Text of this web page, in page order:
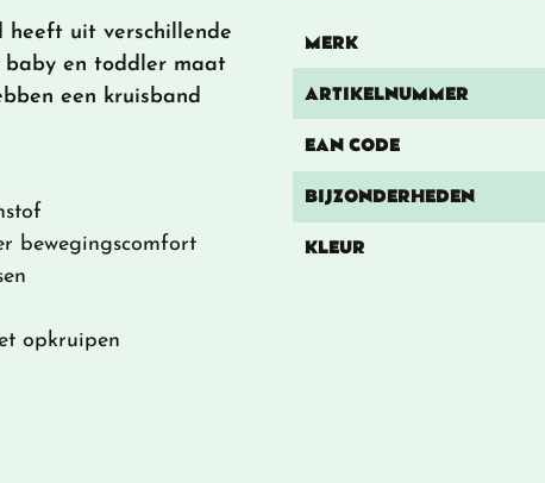
heeft uit verschillende
baby en toddler maat
een kruisband
bewegingscomfort
opkruipen
MERK
ARTIKELNUMMER
EAN CODE
BIJZONDERHEDEN
KLEUR